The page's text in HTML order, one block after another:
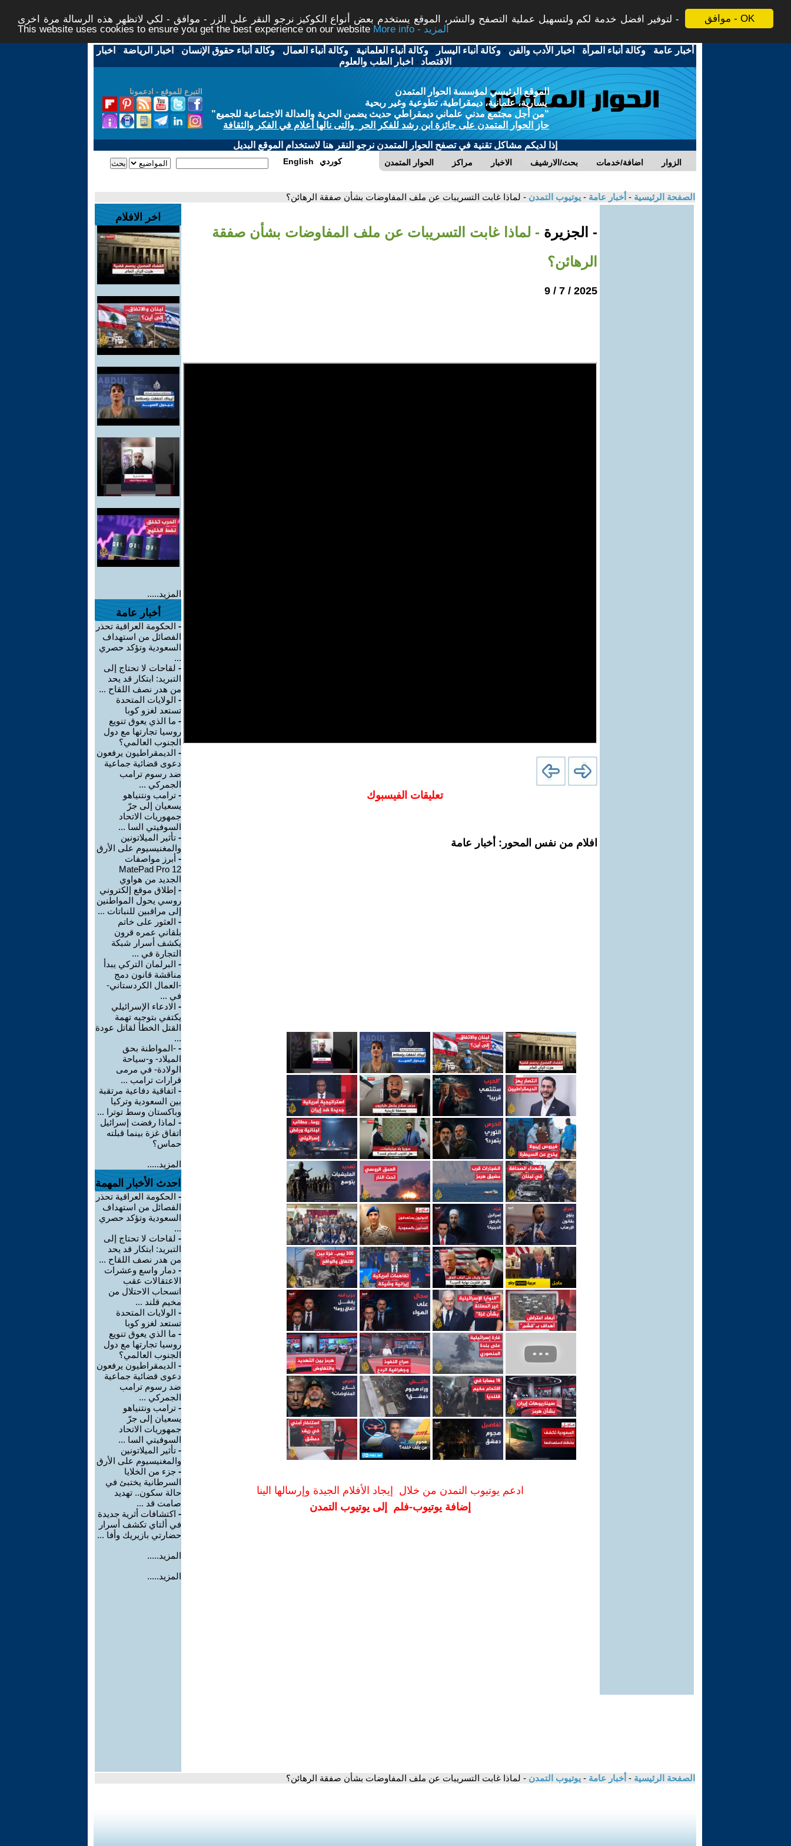
موافق - OK
لتوفير افضل خدمة لكم ولتسهيل عملية التصفح والنشر، الموقع يستخدم بعض أنواع الكوكيز نرجو النقر على الزر - موافق - لكي لاتظهر هذه الرسالة مرة اخرى -
This website uses cookies to ensure you get the best experience on our website
More info - المزيد
أخبار عامة -وكالة أنباء المرأة - اخبار الأدب والفن -وكالة أنباء اليسار -وكالة أنباء العلمانية -وكالة أنباء العمال -وكالة أنباء حقوق الإنسان - اخبار الرياضة - اخبار
الاقتصاد - اخبار الطب والعلوم
التبرع للموقع - ادعمونا
الموقع الرئيسي لمؤسسة الحوار المتمدن
يسارية، علمانية، ديمقراطية، تطوعية وغير ربحية
"من أجل مجتمع مدني علماني ديمقراطي حديث يضمن الحرية والعدالة الاجتماعية للجميع"
حاز الحوار المتمدن على جائزة ابن رشد للفكر الحر والتى نالها أعلام في الفكر والثقافة
إذا لديكم مشاكل تقنية في تصفح الحوار المتمدن نرجو النقر هنا لاستخدام الموقع البديل
الحوار المتمدن مراكز الاخبار بحث/الارشيف اضافة/خدمات الزوار English كوردي
الصفحة الرئيسية - أخبار عامة - يوتيوب التمدن - لماذا غابت التسريبات عن ملف المفاوضات بشأن صفقة الرهائن؟
- الجزيرة - لماذا غابت التسريبات عن ملف المفاوضات بشأن صفقة
الرهائن؟
2025 / 7 / 9
تعليقات الفيسبوك
افلام من نفس المحور: أخبار عامة
ادعم يوتيوب التمدن من خلال إيجاد الأفلام الجيدة وإرسالها الينا
إضافة يوتيوب-فلم إلى يوتيوب التمدن
اخر الافلام
المزيد.....
أخبار عامة
- الحكومة العراقية تحذر
الفصائل من استهداف
السعودية وتؤكد حصري
...
- لقاحات لا تحتاج إلى
التبريد: ابتكار قد يحد
من هدر نصف اللقاح ...
- الولايات المتحدة
تستعد لغزو كوبا
- ما الذي يعوق تنويع
روسيا تجارتها مع دول
الجنوب العالمي؟
- الديمقراطيون يرفعون
دعوى قضائية جماعية
ضد رسوم ترامب
الجمركي ...
- ترامب ونتنياهو
يسعيان إلى جرّ
جمهوريات الاتحاد
السوفيتي السا ...
- تأثير الميلاتونين
والمغنيسيوم على الأرق
- أبرز مواصفات
MatePad Pro 12
الجديد من هواوي
- إطلاق موقع إلكتروني
روسي يحول المواطنين
إلى مراقبين للنباتات ...
- العثور على خاتم
بلقاني عمره قرون
يكشف أسرار شبكة
التجارة في ...
- البرلمان التركي يبدأ
مناقشة قانون دمج
-العمال الكردستاني-
في ...
- الادعاء الإسرائيلي
يكتفي بتوجيه تهمة
القتل الخطأ لقاتل عودة
...
- -المواطنة بحق
الميلاد- و-سياحة
الولادة- في مرمى
قرارات ترامب ...
- اتفاقية دفاعية مرتقبة
بين السعودية وتركيا
وباكستان وسط توترا ...
- لماذا رفضت إسرائيل
اتفاق غزة بينما قبلته
حماس؟
المزيد.....
احدث الأخبار المهمة
- الحكومة العراقية تحذر
الفصائل من استهداف
السعودية وتؤكد حصري
...
- لقاحات لا تحتاج إلى
التبريد: ابتكار قد يحد
من هدر نصف اللقاح ...
- دمار واسع وعشرات
الاعتقالات عقب
انسحاب الاحتلال من
مخيم قلند ...
- الولايات المتحدة
تستعد لغزو كوبا
- ما الذي يعوق تنويع
روسيا تجارتها مع دول
الجنوب العالمي؟
- الديمقراطيون يرفعون
دعوى قضائية جماعية
ضد رسوم ترامب
الجمركي ...
- ترامب ونتنياهو
يسعيان إلى جرّ
جمهوريات الاتحاد
السوفيتي السا ...
- تأثير الميلاتونين
والمغنيسيوم على الأرق
- جزء من الخلايا
السرطانية يختبئ في
حالة سكون.. تهديد
صامت قد ...
- اكتشافات أثرية جديدة
في ألتاي تكشف أسرار
حضارتي بازيريك وأفا ...
المزيد.....
المزيد.....
الصفحة الرئيسية - أخبار عامة - يوتيوب التمدن - لماذا غابت التسريبات عن ملف المفاوضات بشأن صفقة الرهائن؟